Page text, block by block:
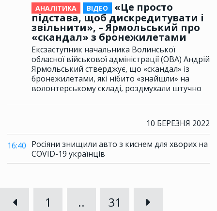
АНАЛІТИКА ВІДЕО
«Це просто
підстава, щоб дискредитувати і
звільнити», – Ярмольський про
«скандал» з бронежилетами
Ексзаступник начальника Волинської
обласної військової адміністрації (ОВА) Андрій
Ярмольський стверджує, що «скандал» із
бронежилетами, які нібито «знайшли» на
волонтерському складі, роздмухали штучно
10 БЕРЕЗНЯ 2022
16:40 Росіяни знищили авто з киснем для хворих на
COVID-19 українців
1 .. 31